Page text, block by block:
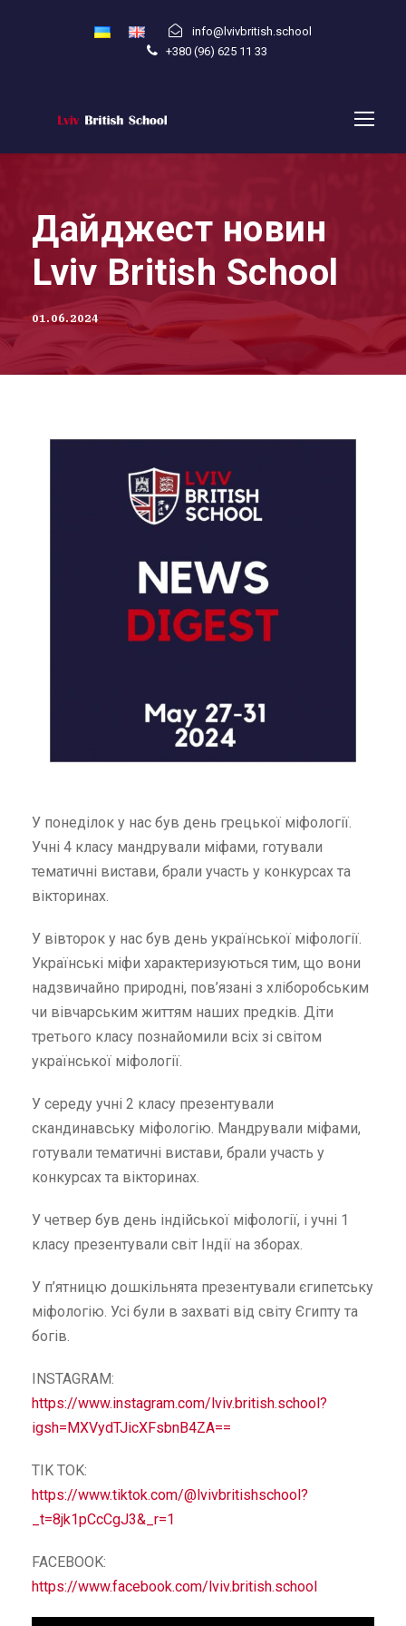
info@lvivbritish.school
+380 (96) 625 11 33
Дайджест новин
Lviv British School
01.06.2024
У понеділок у нас був день грецької міфології.
Учні 4 класу мандрували міфами, готували
тематичні вистави, брали участь у конкурсах та
вікторинах.
У вівторок у нас був день української міфології.
Українські міфи характеризуються тим, що вони
надзвичайно природні, пов’язані з хліборобським
чи вівчарським життям наших предків. Діти
третього класу познайомили всіх зі світом
української міфології.
У середу учні 2 класу презентували
скандинавську міфологію. Мандрували міфами,
готували тематичні вистави, брали участь у
конкурсах та вікторинах.
У четвер був день індійської міфології, і учні 1
класу презентували світ Індії на зборах.
У п’ятницю дошкільнята презентували єгипетську
міфологію. Усі були в захваті від світу Єгипту та
богів.
INSTAGRAM:
https://www.instagram.com/lviv.british.school?
igsh=MXVydTJicXFsbnB4ZA==
TIK TOK:
https://www.tiktok.com/@lvivbritishschool?
_t=8jk1pCcCgJ3&_r=1
FACEBOOK:
https://www.facebook.com/lviv.british.school